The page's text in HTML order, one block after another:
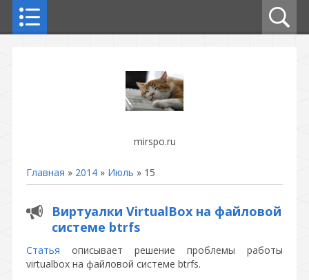
mirspo.ru
Главная » 2014 » Июль » 15
Виртуалки VirtualBox на файловой
системе btrfs
Статья описывает решение проблемы работы
virtualbox на файловой системе btrfs.